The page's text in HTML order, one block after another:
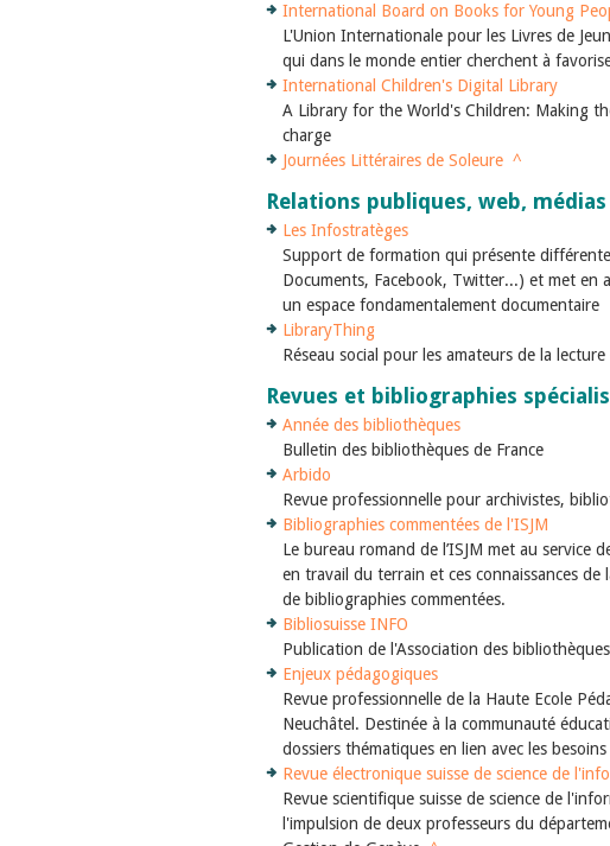
International Board on Books for Young
L'Union Internationale pour les Livres de
qui dans le monde entier cherchent à
International Children's Digital Library
A Library for the World's Children: Making
charge
Journées Littéraires de Soleure ^
Relations publiques, web,
Les Infostratèges
Support de formation qui présente
Documents, Facebook, Twitter...) et met en
un espace fondamentalement documentaire
LibraryThing
Réseau social pour les amateurs de la lecture
Revues et bibliographies
Année des bibliothèques
Bulletin des bibliothèques de France
Arbido
Revue professionnelle pour archivistes,
Bibliographies commentées de l'ISJM
Le bureau romand de l’ISJM met au service
en travail du terrain et ces connaissances
de bibliographies commentées.
Bibliosuisse INFO
Publication de l'Association des
Enjeux pédagogiques
Revue professionnelle de la Haute Ecole
Neuchâtel. Destinée à la communauté
dossiers thématiques en lien avec les
Revue électronique suisse de science de
Revue scientifique suisse de science de
l'impulsion de deux professeurs du